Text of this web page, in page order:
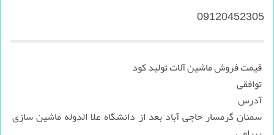
09120452305
قیمت فروش ماشین آلات تولید کود
توافقی
آدرس
سمنان گرمسار حاجی آباد بعد از دانشگاه علا الدوله ماشین سازی